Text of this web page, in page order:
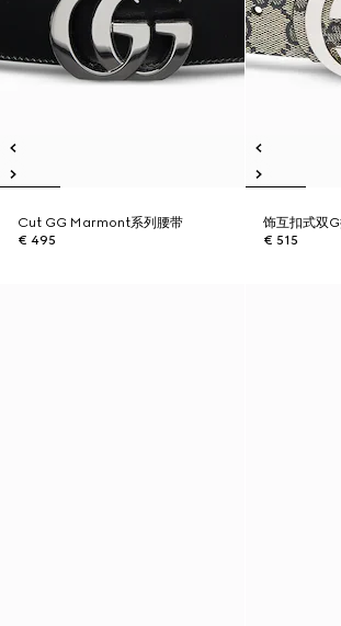
Cut GG Marmont系列腰带
€ 495
饰互扣式双
€ 515